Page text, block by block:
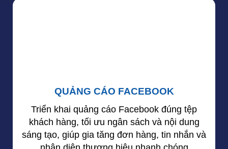
QUẢNG CÁO FACEBOOK
Triển khai quảng cáo Facebook đúng tệp
khách hàng, tối ưu ngân sách và nội dung
sáng tạo, giúp gia tăng đơn hàng, tin nhắn và